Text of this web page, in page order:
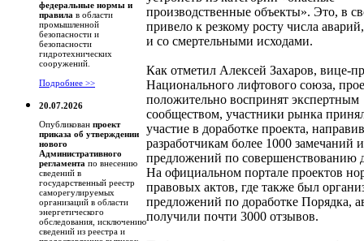
федеральные нормы и
правила в области
промышленной
безопасности и
безопасности
гидротехнических
сооружений.
Подробнее >>
20.07.2026
Опубликован проект
приказа об утверждении
нового
Административного
регламента по внесению
сведений в
государственный реестр
саморегулируемых
организаций в области
энергетического
обследования, исключению
сведений из реестра и
производственные объекты». Это, в
привело к резкому росту числа
и со смертельными исходами.
Как отметил Алексей Захаров, вице-
Национального лифтового союза,
положительно воспринят экспертным
сообществом, участники рынка
участие в доработке проекта, направив
разработчикам более 1000 замечаний и
предложений по совершенствованию
На официальном портале проектов
правовых актов, где также был
предложений по доработке Порядка,
получили почти 3000 отзывов.